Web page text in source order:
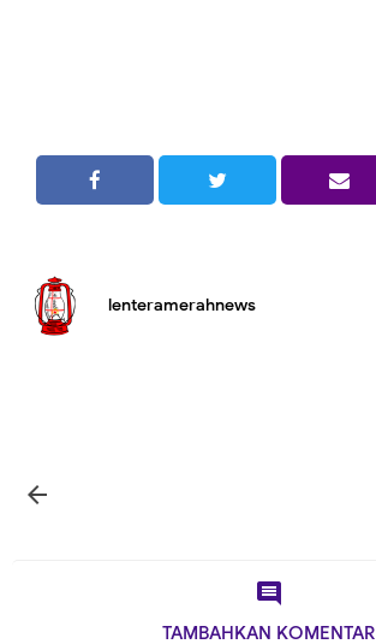
lenteramerahnews


TAMBAHKAN KOMENTAR